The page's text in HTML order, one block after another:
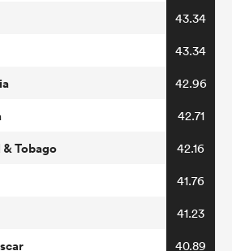
43.34
43.34
42.96
42.71
Tobago 42.16
41.76
41.23
40.89